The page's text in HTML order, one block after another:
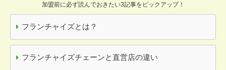
加盟前に必ず読んでおきたい3記事をピックアップ！
フランチャイズとは？
フランチャイズチェーンと直営店の違い